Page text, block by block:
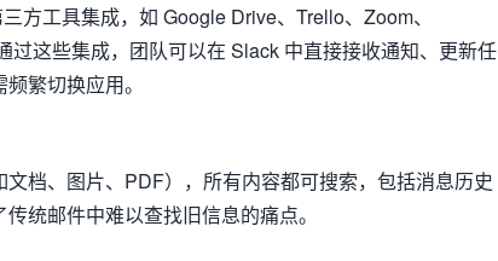
方工具集成，如 Google Drive、Trello、Zoom、
过这些集成，团队可以在 Slack 中直接接收通知、更新任
繁切换应用。
文档、图片、PDF），所有内容都可搜索，包括消息历史
统邮件中难以查找旧信息的痛点。